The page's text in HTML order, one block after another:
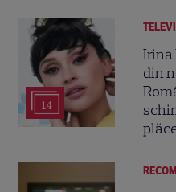
14
Irina
din